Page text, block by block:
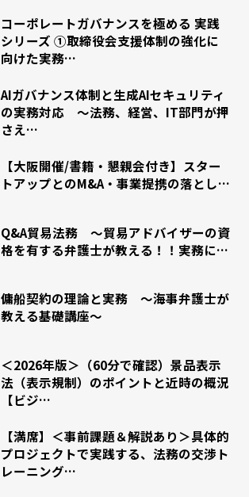
コーポレートガバナンスを極める 実践
シリーズ ①取締役会支援体制の強化に
向けた実務…
AIガバナンス体制と生成AIセキュリティ
の実務対応 〜法務、経営、IT部門が押
さえ…
【大阪開催/書籍・懇親会付き】スター
トアップとのM&A・事業提携の落とし…
Q&A貿易法務 ～貿易アドバイザーの資
格を有する弁護士が教える！！実務に…
傭船契約の理論と実務 ～海事弁護士が
教える基礎講座～
＜2026年版＞（60分で確認）景品表示
法（表示規制）のポイントと近時の概況
【ビジ…
【満席】＜事前課題＆解説あり＞具体的
プロジェクトで実践する、法務の交渉ト
レーニング…